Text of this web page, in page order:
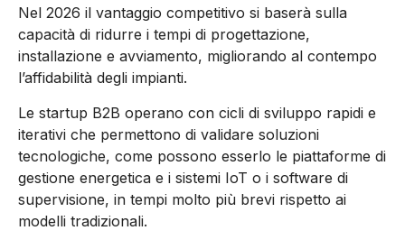
Nel 2026 il vantaggio competitivo si baserà sulla
capacità di ridurre i tempi di progettazione,
installazione e avviamento, migliorando al contempo
l’affidabilità degli impianti.
Le startup B2B operano con cicli di sviluppo rapidi e
iterativi che permettono di validare soluzioni
tecnologiche, come possono esserlo le piattaforme di
gestione energetica e i sistemi IoT o i software di
supervisione, in tempi molto più brevi rispetto ai
modelli tradizionali.